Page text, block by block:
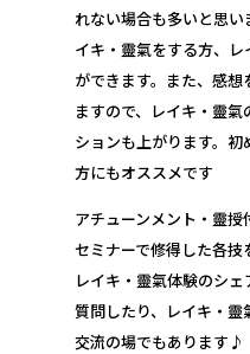
れない場合も多いと思
イキ・靈氣をする方、
ができます。また、感
ますので、レイキ・靈
ションも上がります。
方にもオススメです
アチューンメント・靈授
セミナーで修得した各技
レイキ・靈氣体験のシ
質問したり、レイキ・靈
交流の場でもあります♪